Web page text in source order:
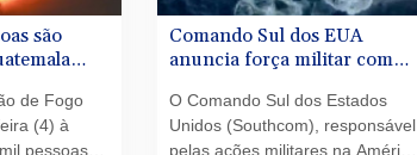
sua família.
são
de Fogo
(4) à
pessoas
Comando Sul dos EUA
anuncia força militar com
O Comando Sul dos Estados
Unidos (Southcom), responsável
pelas ações militares na América